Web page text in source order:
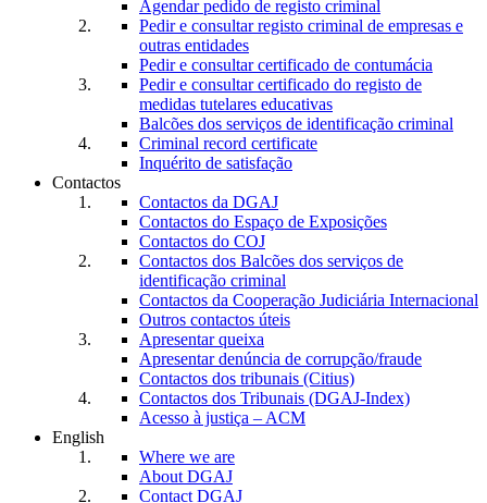
Agendar pedido de registo criminal
Pedir e consultar registo criminal de empresas e
outras entidades
Pedir e consultar certificado de contumácia
Pedir e consultar certificado do registo de
medidas tutelares educativas
Balcões dos serviços de identificação criminal
Criminal record certificate
Inquérito de satisfação
Contactos
Contactos da DGAJ
Contactos do Espaço de Exposições
Contactos do COJ
Contactos dos Balcões dos serviços de
identificação criminal
Contactos da Cooperação Judiciária Internacional
Outros contactos úteis
Apresentar queixa
Apresentar denúncia de corrupção/fraude
Contactos dos tribunais (Citius)
Contactos dos Tribunais (DGAJ-Index)
Acesso à justiça – ACM
English
Where we are
About DGAJ
Contact DGAJ